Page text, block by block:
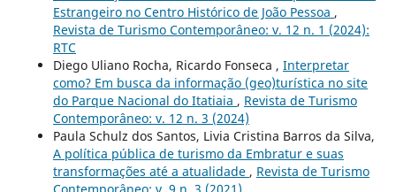
Estrangeiro no Centro Histórico de João Pessoa ,
Revista de Turismo Contemporâneo: v. 12 n. 1 (2024):
RTC
Diego Uliano Rocha, Ricardo Fonseca , Interpretar
como? Em busca da informação (geo)turística no site
do Parque Nacional do Itatiaia , Revista de Turismo
Contemporâneo: v. 12 n. 3 (2024)
Paula Schulz dos Santos, Livia Cristina Barros da Silva,
A política pública de turismo da Embratur e suas
transformações até a atualidade , Revista de Turismo